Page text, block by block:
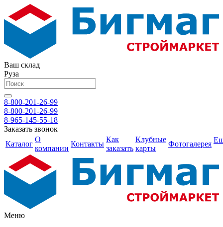
Ваш склад
Руза
8-800-201-26-99
8-800-201-26-99
8-965-145-55-18
Заказать звонок
Каталог
О
компании
Контакты
Как
заказать
Клубные
карты
Фотогалерея
Меню